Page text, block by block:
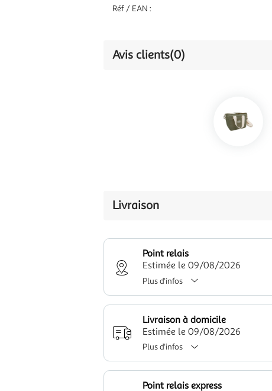
Réf / EAN :
Avis clients(0)
Livraison
Point relais
Estimée le 09/08/2026
Plus d'infos
Livraison à domicile
Estimée le 09/08/2026
Plus d'infos
Point relais express